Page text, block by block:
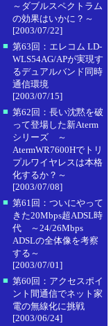
～ダブルスペクトラム
の効果はいかに？～
[2003/07/22]
■ 第63回：エレコム LD-
WLS54AG/APが実現す
るデュアルバンド同時
通信環境
[2003/07/15]
■ 第62回：長い沈黙を破
って登場した新Aterm
シリーズ ～
AtermWR7600Hでトリ
プルワイヤレスは本格
化するか？～
[2003/07/08]
■ 第61回：ついにやって
きた20Mbps超ADSL時
代 ～24/26Mbps
ADSLの全体像を考察
する～
[2003/07/01]
■ 第60回：アクセスポイ
ント間通信でネット家
電の無線化に挑戦
[2003/06/24]